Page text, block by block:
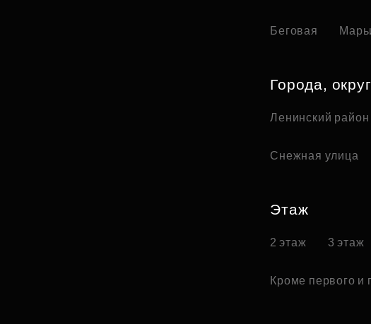
Беговая
Города,
Ленинский район
Снежная улица
Этаж
2 этаж 3 этаж
Кроме первого и